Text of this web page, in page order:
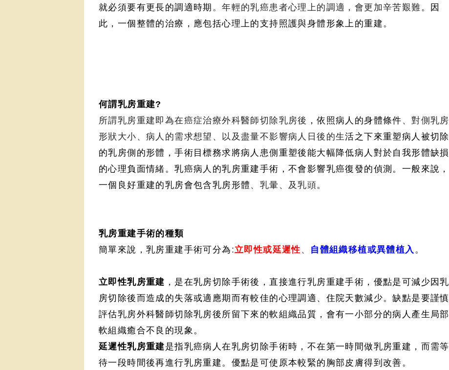
就必須要有更長的調適時期 。年輕的乳癌患者心理上的調適 ，會更加辛苦艱難 。
因
此，一個整體的治療，應包括心理上的支持照護與身體形象上的重建。
何謂乳房重建?
所謂乳房重建即為在癌症治療外科醫師切除乳房後 ，依照病人的身體條件 、對側乳房
形狀大小 、病人的需求想望 、以 及盡量不影響病人日後的生活之下來重塑病人被切除
的乳房側的形體 ，手術目標務求將病人患側重塑後能大幅降低病人對於自我形體缺損
的心理負面情緒。乳癌病人的乳房重建手術，不會影響乳癌復發的偵測。一般來說 ，
一個良好重建的乳房會包含乳房形體 、乳暈 、及乳頭。
乳房重建手術的種類
簡單來說 ，乳房重建手術可分為 :立即性或延遲性 、 自體組織移植或異體植入 。
立即性乳房重建 ，是在乳房切除手術後，直接進行乳房重建手術，優點是可減少因乳
房切除後而造成的失落或適應期而有較佳的心理調適、住院天數減少。缺點是要謹慎
評估乳房外科醫師切除乳房後所留下來的軟組織品質 ，會有一小部分的病人產生局部
軟組織癒合不良的現象 。
延遲性乳房重建是指乳癌病人在乳房切除手術時，不在第一時間做乳房重建，而需等
待一段時間後再進行乳房重建。優點是可使原本較緊的胸部皮膚得到改善 。